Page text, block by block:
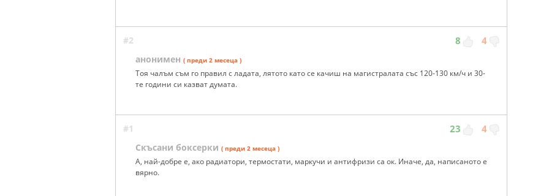
#2 8 4
анонимен ( преди 2 месеца )
Тоя чалъм съм го правил с ладата, лятото като се качиш на магистралата със 120-130 км/ч и 30-
те години си казват думата.
#1 23 4
Скъсани боксерки ( преди 2 месеца )
А, най-добре е, ако радиатори, термостати, маркучи и антифризи са ок. Иначе, да, написаното е
вярно.